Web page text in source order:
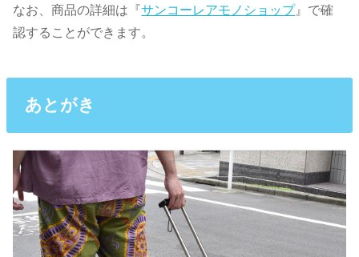
なお、商品の詳細は『サンコーレアモノショップ』で確
認することができます。
あとがき